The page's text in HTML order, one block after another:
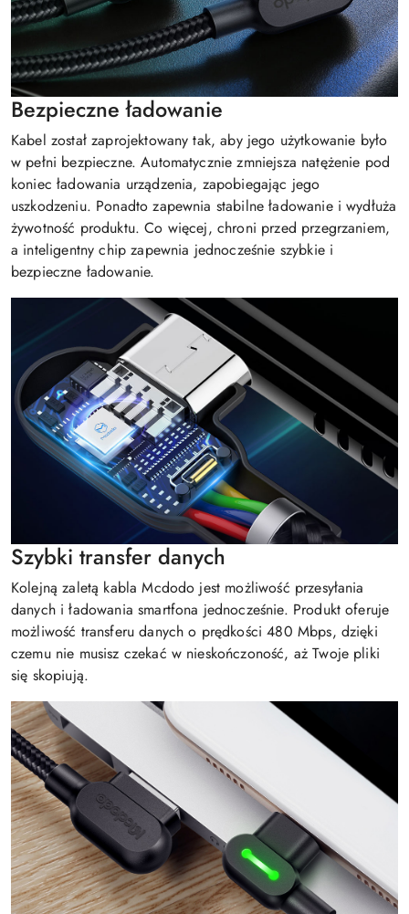
Bezpieczne ładowanie
Kabel został zaprojektowany tak, aby jego użytkowanie było
w pełni bezpieczne. Automatycznie zmniejsza natężenie pod
koniec ładowania urządzenia, zapobiegając jego
uszkodzeniu. Ponadto zapewnia stabilne ładowanie i wydłuża
żywotność produktu. Co więcej, chroni przed przegrzaniem,
a inteligentny chip zapewnia jednocześnie szybkie i
bezpieczne ładowanie.
Szybki transfer danych
Kolejną zaletą kabla Mcdodo jest możliwość przesyłania
danych i ładowania smartfona jednocześnie. Produkt oferuje
możliwość transferu danych o prędkości 480 Mbps, dzięki
czemu nie musisz czekać w nieskończoność, aż Twoje pliki
się skopiują.